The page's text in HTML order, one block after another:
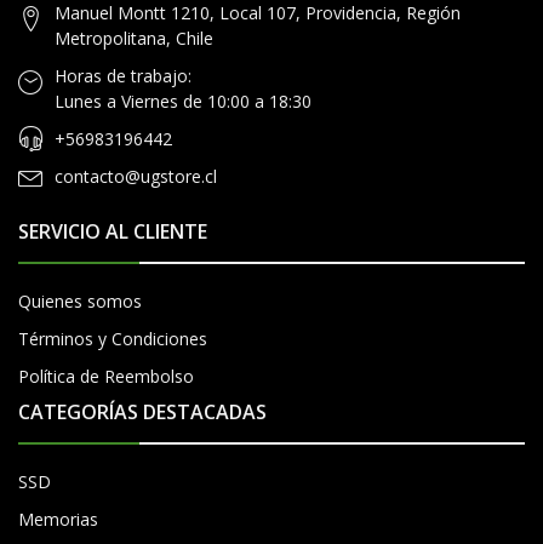
Manuel Montt 1210, Local 107, Providencia, Región
Metropolitana, Chile
Horas de trabajo:
Lunes a Viernes de 10:00 a 18:30
+56983196442
contacto@ugstore.cl
SERVICIO AL CLIENTE
Quienes somos
Términos y Condiciones
Política de Reembolso
CATEGORÍAS DESTACADAS
SSD
Memorias